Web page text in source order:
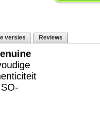
versies Reviews